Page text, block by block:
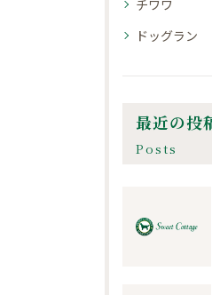
チワワ
ドッグラン
最近の投
Posts